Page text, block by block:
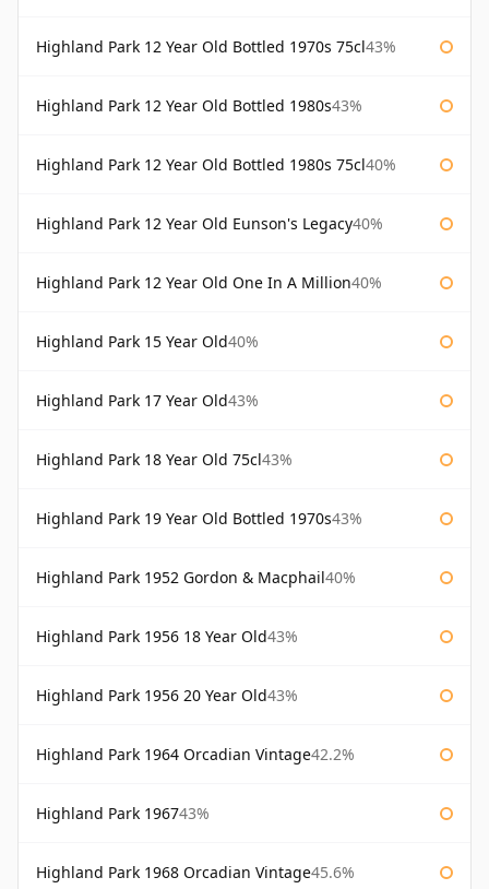
Highland Park 12 Year Old Bottled 1970s 75cl43%
Highland Park 12 Year Old Bottled 1980s43%
Highland Park 12 Year Old Bottled 1980s 75cl40%
Highland Park 12 Year Old Eunson's Legacy40%
Highland Park 12 Year Old One In A Million40%
Highland Park 15 Year Old40%
Highland Park 17 Year Old43%
Highland Park 18 Year Old 75cl43%
Highland Park 19 Year Old Bottled 1970s43%
Highland Park 1952 Gordon & Macphail40%
Highland Park 1956 18 Year Old43%
Highland Park 1956 20 Year Old43%
Highland Park 1964 Orcadian Vintage42.2%
Highland Park 196743%
Highland Park 1968 Orcadian Vintage45.6%